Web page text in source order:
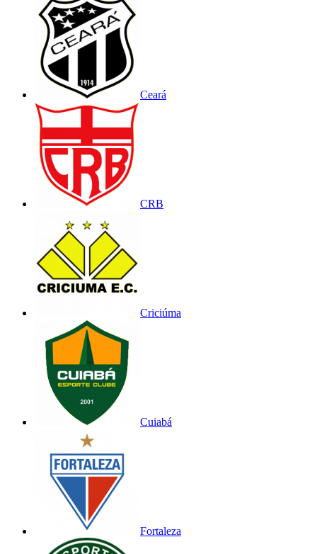
Ceará
CRB
Criciúma
Cuiabá
Fortaleza